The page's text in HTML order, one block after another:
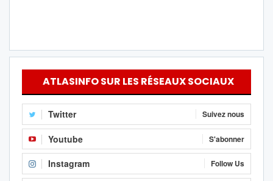
ATLASINFO SUR LES RÉSEAUX SOCIAUX
Twitter Suivez nous
Youtube S'abonner
Instagram Follow Us